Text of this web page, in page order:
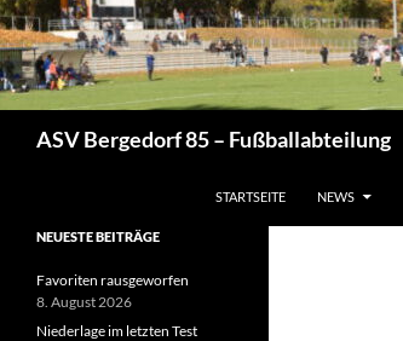
ASV Bergedorf 85 – Fußballabteilung
STARTSEITE NEWS
NEUESTE BEITRÄGE
Favoriten rausgeworfen
8. August 2026
Niederlage im letzten Test